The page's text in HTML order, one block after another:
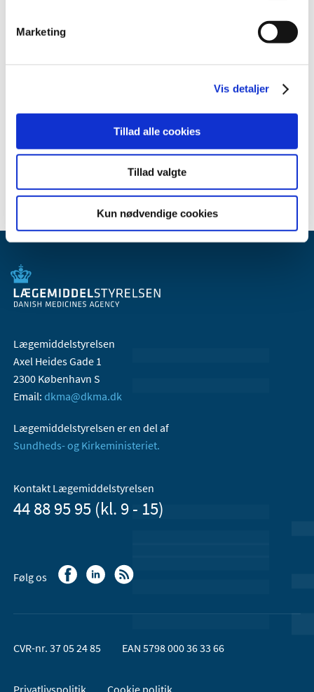
Marketing
Vis detaljer
Tillad alle cookies
Tillad valgte
Kun nødvendige cookies
maj (1)
2006 (9)
Lægemiddelstyrelsen
Axel Heides Gade 1
2300 København S
Email: dkma@dkma.dk
Lægemiddelstyrelsen er en del af
Sundheds- og Kirkeministeriet.
Kontakt Lægemiddelstyrelsen
44 88 95 95 (kl. 9 - 15)
Følg os
CVR-nr. 37 05 24 85 EAN 5798 000 36 33 66